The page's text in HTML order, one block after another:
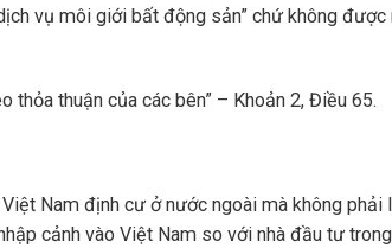
vụ môi giới bất động sản” chứ không được
thỏa thuận của các bên” – Khoản 2, Điều 65.
Nam định cư ở nước ngoài mà không phải
cảnh vào Việt Nam so với nhà đầu tư